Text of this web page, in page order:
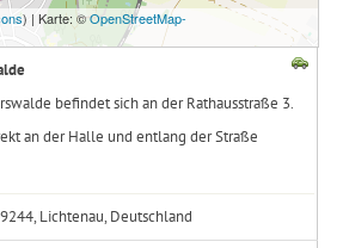
) | Karte: ©OpenStreetMap-
befindet sich an der Rathausstraße 3.
an der Halle und entlang der Straße
Lichtenau, Deutschland